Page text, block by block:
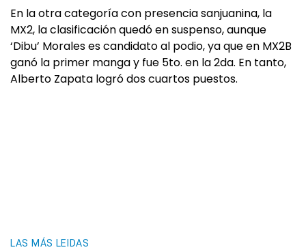
En la otra categoría con presencia sanjuanina, la
MX2, la clasificación quedó en suspenso, aunque
‘Dibu’ Morales es candidato al podio, ya que en MX2B
ganó la primer manga y fue 5to. en la 2da. En tanto,
Alberto Zapata logró dos cuartos puestos.
LAS MÁS LEIDAS